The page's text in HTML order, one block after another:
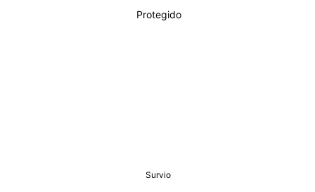
Protegido
Survio